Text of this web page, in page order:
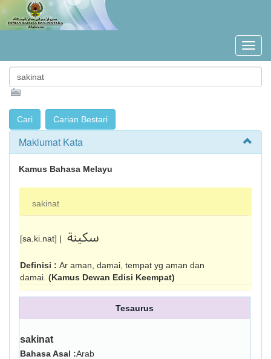
Maklumat Kata
Kamus Bahasa Melayu
sakinat
[sa.ki.nat] | سکينة
Definisi : Ar aman, damai, tempat yg aman dan
damai. (Kamus Dewan Edisi Keempat)
Tesaurus
sakinat
Bahasa Asal :Arab